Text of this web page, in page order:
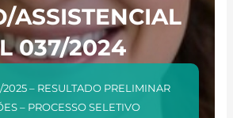
ASSISTENCIAL
037/2024
– RESULTADO PRELIMINAR
– PROCESSO SELETIVO